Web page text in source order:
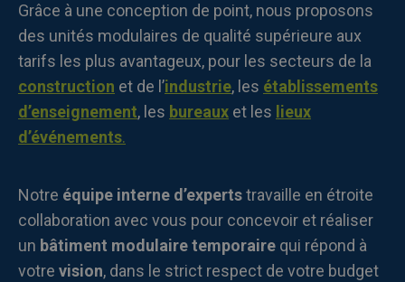
Grâce à une conception de point, nous proposons
des unités modulaires de qualité supérieure aux
tarifs les plus avantageux, pour les secteurs de la
construction et de l’industrie, les établissements
d’enseignement, les bureaux et les lieux
d’événements.
Notre équipe interne d’expertstravaille en étroite
collaboration avec vous pour concevoir et réaliser
un bâtiment modulaire temporaire qui répond à
votre vision, dans le strict respect de votre budget